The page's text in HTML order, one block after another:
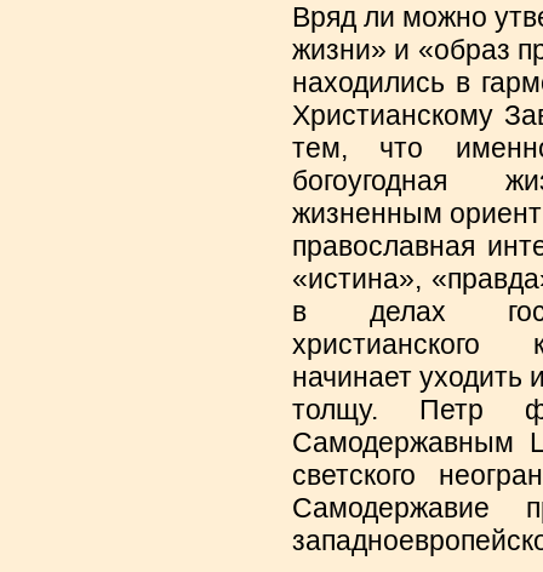
Вряд ли можно
жизни» и «образ
находились в
Христианскому
тем, что
богоугодная
жизненным
православная
«истина»,
в делах
христианского
начинает уходить
толщу. Петр
Самодержавным
светского
Самодержавие